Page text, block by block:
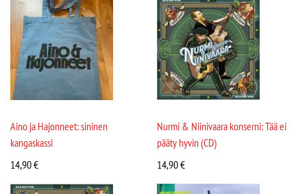
Aino ja Hajonneet: sininen
kangaskassi
14,90€
Nurmi & Niinivaara konserni: Tää ei
pääty hyvin (CD)
14,90€